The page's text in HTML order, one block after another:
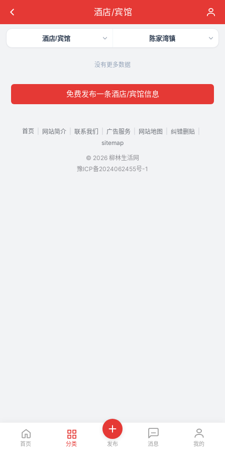
酒店/宾馆
酒店/宾馆 陈家湾镇
没有更多数据
免费发布一条酒店/宾馆信息
首页 网站简介 联系我们 广告服务 网站地图 纠错删贴
sitemap
© 2026 柳林生活网
豫ICP备2024062455号-1
首页 分类 发布 消息 我的